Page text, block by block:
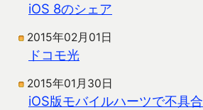
iOS 8のシェア
2015年02月01日
ドコモ光
2015年01月30日
iOS版モバイルハーツで不具合